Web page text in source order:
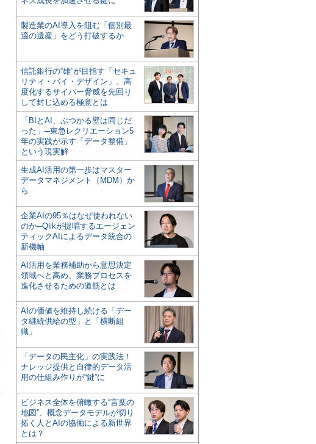
製造業のAI導入を阻む「個別最
適の遺産」をどう打破するか
信託銀行の“雄”が目指す「セキュ
リティ・バイ・デザイン」。高
度化するサイバー脅威を先回り
して封じ込める極意とは
「BIとAI、ぶつかる壁は同じだ
った」─東急レクリエーション5
年の実践が示す「データ整備」
という現実解
生成AI活用の第一歩はマスター
データマネジメント（MDM）か
ら
企業AIの95％はなぜ使われない
のか─Qlikが提唱するエージェン
ティックAIによるデータ統合の
新機軸
AI活用を業務補助から意思決定
領域へと高め、業務プロセスを
進化させるための道筋とは
AIの価値を維持し続ける「デー
タ継続供給の型」と「横断組
織」
「データの民主化」の実践法！
ナレッジ提供と自律的データ活
用の仕組み作りが“鍵”に
ビジネス全体を俯瞰する“言葉の
地図”、概念データモデルが切り
拓く人とAIの協働による新世界
とは？